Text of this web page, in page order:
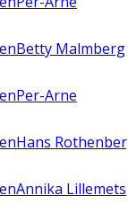
Betty Malmberg
Per-Arne
Hans
Annika Lillemets